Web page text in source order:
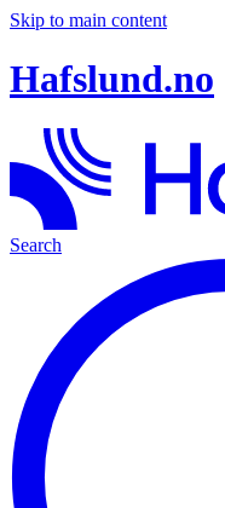
Skip to main content
Hafslund.no
Search